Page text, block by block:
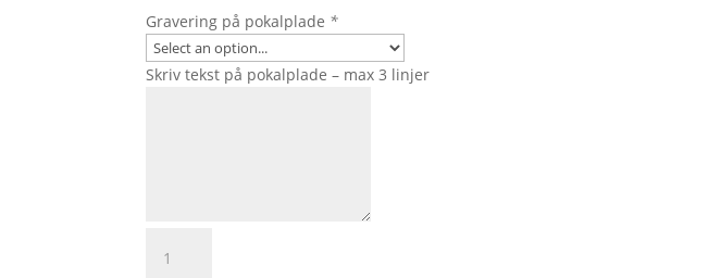
Gravering på pokalplade *
Skriv tekst på pokalplade – max 3 linjer